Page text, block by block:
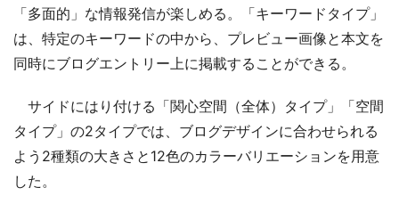
「多面的」な情報発信が楽しめる。「キーワードタイプ」
は、特定のキーワードの中から、プレビュー画像と本文を
同時にブログエントリー上に掲載することができる。
サイドにはり付ける「関心空間（全体）タイプ」「空間
タイプ」の2タイプでは、ブログデザインに合わせられる
よう2種類の大きさと12色のカラーバリエーションを用意
した。